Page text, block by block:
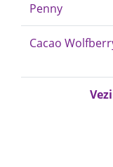
Penny
Cacao